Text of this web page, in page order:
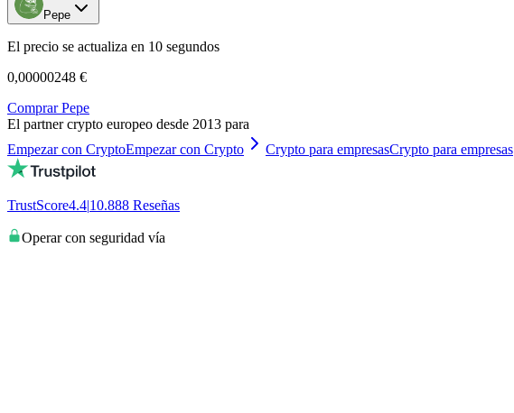
Pepe
El precio se actualiza en 10 segundos
0,00000248 €
Comprar Pepe
El partner crypto europeo desde 2013 para
Empezar con CryptoEmpezar con Crypto Crypto para empresasCrypto para empresas
TrustScore4.4|10.888 Reseñas
Operar con seguridad vía